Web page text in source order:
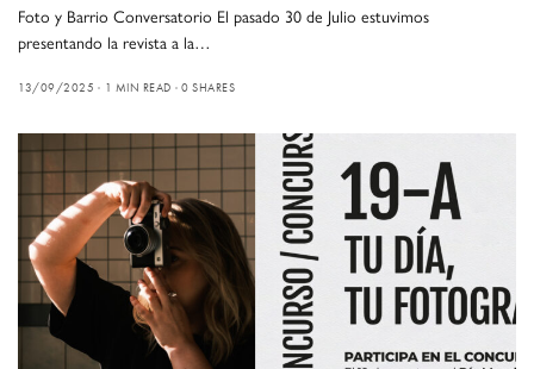
Foto y Barrio Conversatorio El pasado 30 de Julio estuvimos
presentando la revista a la…
13/09/2025 1 MIN READ 0 SHARES